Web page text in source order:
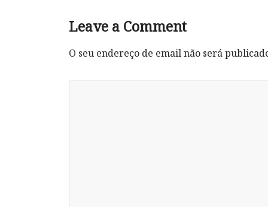
Leave a Comment
O seu endereço de email não será